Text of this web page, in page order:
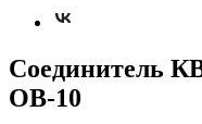
Соединитель
ОВ-10